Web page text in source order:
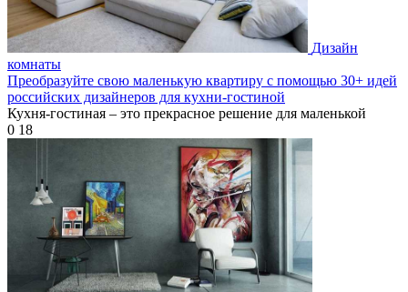
Дизайн
комнаты
Преобразуйте свою маленькую квартиру с помощью 30+ идей
российских дизайнеров для кухни-гостиной
Кухня-гостиная – это прекрасное решение для маленькой
0 18